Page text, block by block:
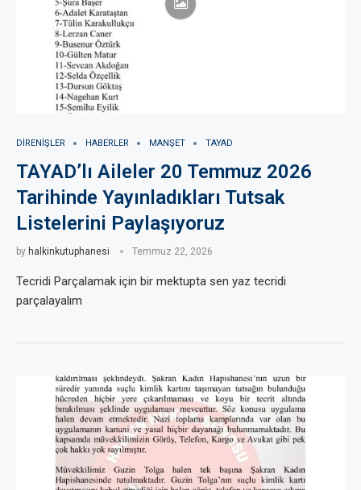
DIRENIŞLER HABERLER MANŞET TAYAD
TAYAD’lı Aileler 20 Temmuz 2026
Tarihinde Yayınladıkları Tutsak
Listelerini Paylaşıyoruz
by halkinkutuphanesi Temmuz 22, 2026
Tecridi Parçalamak için bir mektupta sen yaz tecridi
parçalayalım